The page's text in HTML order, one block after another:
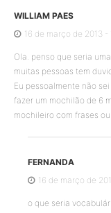
WILLIAM PAES
16 de março de 2013 -
Ola. penso que seria
muitas pessoas tem
Eu pessoalmente não
fazer um mochilão de 6
mochileiro com frases
FERNANDA
16 de março de
o que seria